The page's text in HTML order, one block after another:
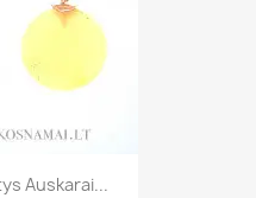
Auskarai...